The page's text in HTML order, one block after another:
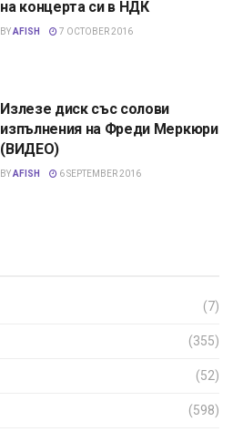
на концерта си в НДК
BYAFISH 7 OCTOBER 2016
Излезе диск със солови
изпълнения на Фреди Меркюри
(ВИДЕО)
BYAFISH 6 SEPTEMBER 2016
(7)
(355)
(52)
(598)